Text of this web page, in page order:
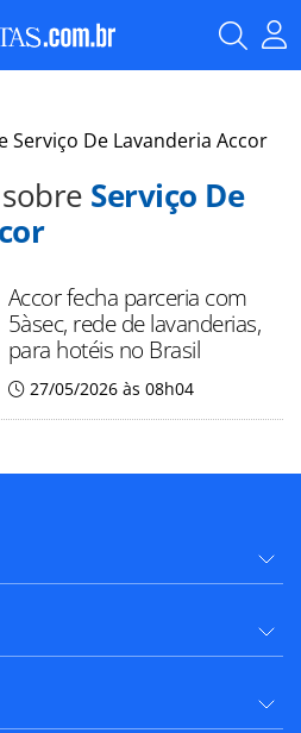
Serviço De Lavanderia Accor
Serviço De
Accor fecha parceria com
5àsec, rede de lavanderias,
para hotéis no Brasil
27/05/2026 às 08h04